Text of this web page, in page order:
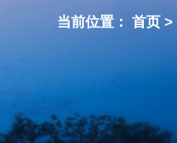
当前位置： 首页 >